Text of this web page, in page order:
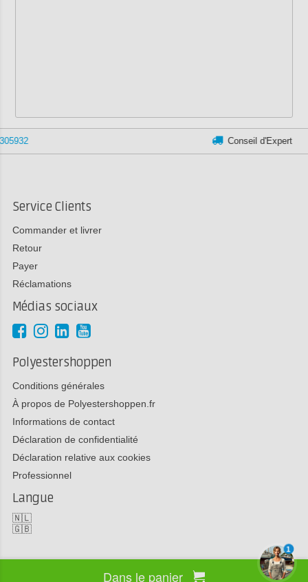
Dans le panier
Conseil d'Expert
Service Clients
Commander et livrer
Retour
Payer
Réclamations
Médias sociaux
Polyestershoppen
Conditions générales
À propos de Polyestershoppen.fr
Informations de contact
Déclaration de confidentialité
Déclaration relative aux cookies
Professionnel
Langue
🇳🇱
🇬🇧
Copyright 2026 Polyestershoppen bv
1